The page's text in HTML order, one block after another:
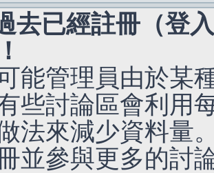
去已經註冊（登
能管理員由於某
些討論區會利用
法來減少資料量
並參與更多的討